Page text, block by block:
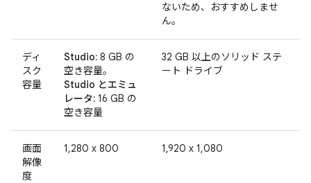
ないため、おすすめしませ
ん。
ディ
スク
容量
Studio: 8 GB の
空き容量。
Studio とエミュ
レータ: 16 GB の
空き容量
32 GB 以上のソリッド ステ
ート ドライブ
画面
解像
度
1,280 x 800 1,920 x 1,080